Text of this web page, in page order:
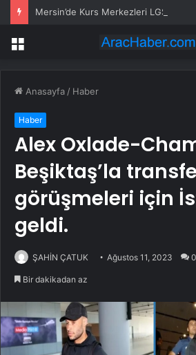
Mersin’de Kurs Merkezleri LGS’de
Menü
Anasayfa / Haber
Haber
Alex Oxlade-
Beşiktaş’la
görüşmeleri için
geldi.
ŞAHİN ÇATUK Ağustos 11, 2023 0
Bir dakikadan az